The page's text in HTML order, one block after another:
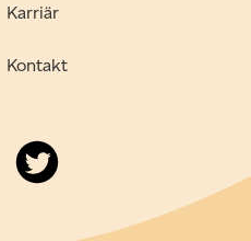
Karriär
Kontakt